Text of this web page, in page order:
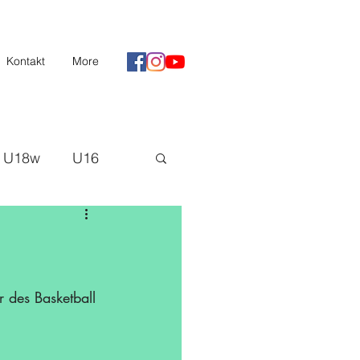
Kontakt More
U18w U16
Saison 20/21
Basketball